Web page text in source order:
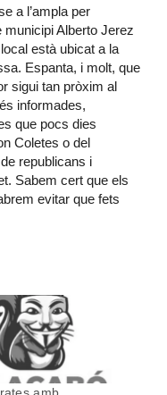
a l’ampla per
municipi Alberto Jerez
està ubicat a la
Espanta, i molt, que
sigui tan pròxim al
informades,
que pocs dies
Coletes o del
republicans i
Sabem cert que els
evitar que fets
amb